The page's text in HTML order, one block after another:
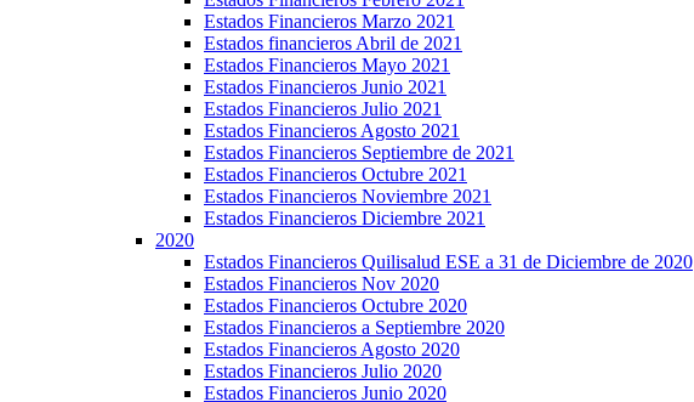
Estados Financieros Marzo 2021
Estados financieros Abril de 2021
Estados Financieros Mayo 2021
Estados Financieros Junio 2021
Estados Financieros Julio 2021
Estados Financieros Agosto 2021
Estados Financieros Septiembre de 2021
Estados Financieros Octubre 2021
Estados Financieros Noviembre 2021
Estados Financieros Diciembre 2021
2020
Estados Financieros Quilisalud ESE a 31 de Diciembre de 2020
Estados Financieros Nov 2020
Estados Financieros Octubre 2020
Estados Financieros a Septiembre 2020
Estados Financieros Agosto 2020
Estados Financieros Julio 2020
Estados Financieros Junio 2020